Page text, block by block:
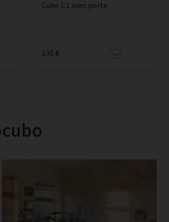
Cube 1:1 avec porte
130 €